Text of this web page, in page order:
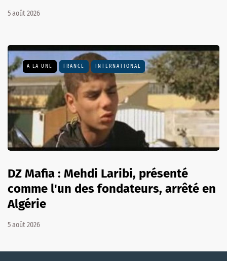
5 août 2026
A LA UNE FRANCE INTERNATIONAL
DZ Mafia : Mehdi Laribi, présenté
comme l'un des fondateurs, arrêté en
Algérie
5 août 2026